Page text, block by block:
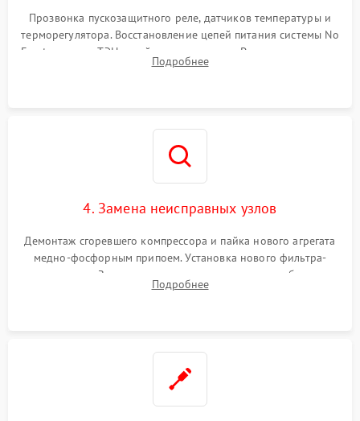
Прозвонка пускозащитного реле, датчиков температуры и
терморегулятора. Восстановление цепей питания системы No
Frost, включая ТЭН оттайки и вентилятор. Ремонт или замена
платы управления при сбоях алгоритмов.
Подробнее
4. Замена неисправных узлов
Демонтаж сгоревшего компрессора и пайка нового агрегата
медно-фосфорным припоем. Установка нового фильтра-
осушителя. Замена изношенных вентиляторов обдува,
сломанных заслонок или поврежденных дверных петель.
Подробнее